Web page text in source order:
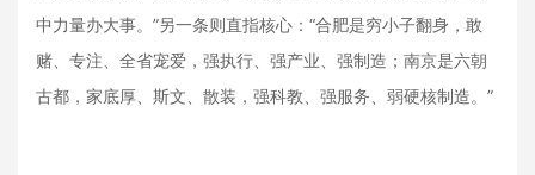
中力量办大事。”另一条则直指核心：“合肥是穷小子翻身，敢
赌、专注、全省宠爱，强执行、强产业、强制造；南京是六朝
古都，家底厚、斯文、散装，强科教、强服务、弱硬核制造。”